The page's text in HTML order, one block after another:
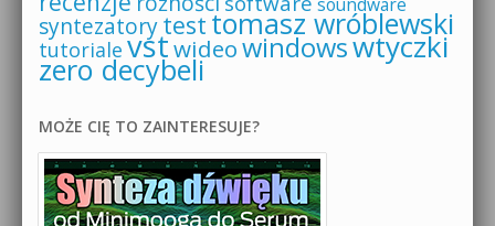
syntezatorytesttomasz wróblewski
tutoriale vstwideowindowswtyczki
zero decybeli
MOŻE CIĘ TO ZAINTERESUJE?